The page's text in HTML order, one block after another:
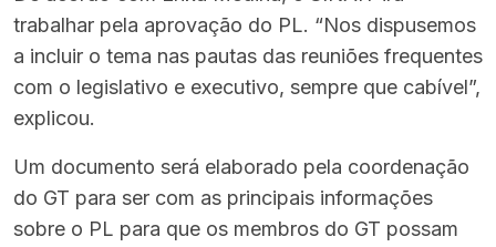
trabalhar pela aprovação do PL. “Nos dispusemos
a incluir o tema nas pautas das reuniões frequentes
com o legislativo e executivo, sempre que cabível”,
explicou.
Um documento será elaborado pela coordenação
do GT para ser com as principais informações
sobre o PL para que os membros do GT possam